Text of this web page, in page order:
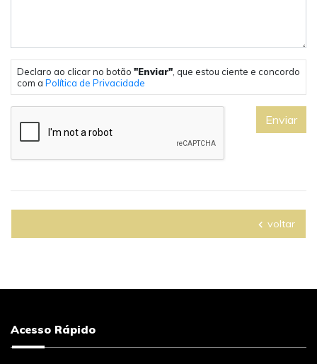
Declaro ao clicar no botão "Enviar" , que estou ciente e concordo
com a Política de Privacidade
voltar
Acesso Rápido